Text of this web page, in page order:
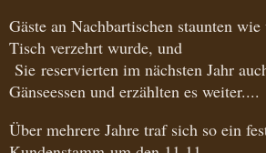
Gäste an Nachbartischen staunten
Tisch verzehrt wurde, und
Sie reservierten im nächsten Jahr
Gänseessen und erzählten es weiter....
Über mehrere Jahre traf sich so ein